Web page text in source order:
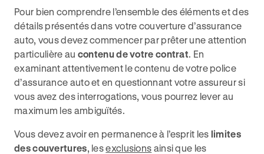
Pour bien comprendre l’ensemble des éléments et des
détails présentés dans votre couverture d’assurance
auto, vous devez commencer par prêter une attention
particulière au contenu de votre contrat. En
examinant attentivement le contenu de votre police
d’assurance auto et en questionnant votre assureur si
vous avez des interrogations, vous pourrez lever au
maximum les ambiguïtés.
Vous devez avoir en permanence à l’esprit les limites
des couvertures, lesexclusions ainsi que les